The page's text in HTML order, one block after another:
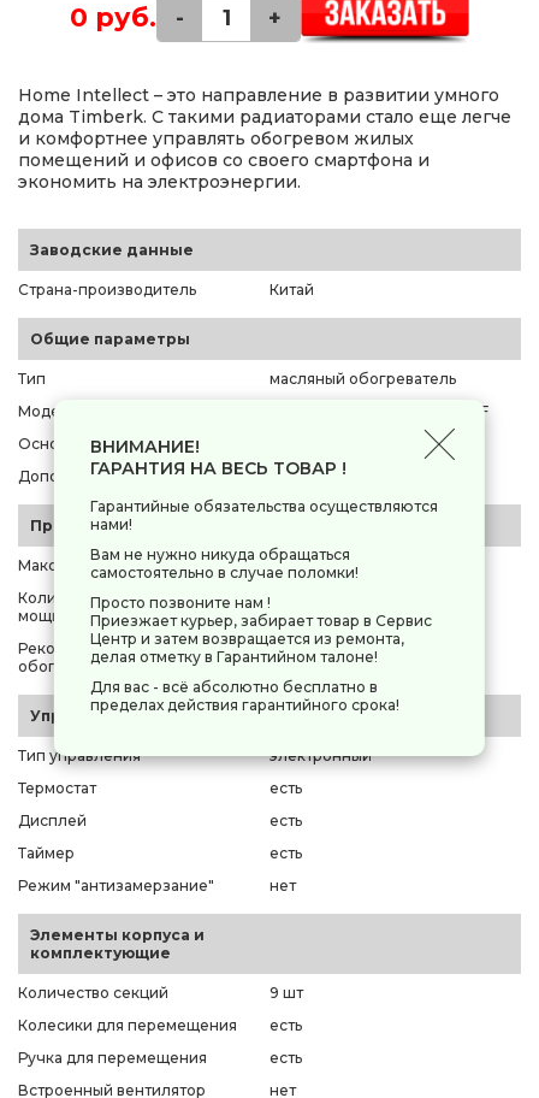
0 руб. - +
Home Intellect – это направление в развитии умного
дома Timberk. С такими радиаторами стало еще легче
и комфортнее управлять обогревом жилых
помещений и офисов со своего смартфона и
экономить на электроэнергии.
Заводские данные
Страна-производитель Китай
Общие параметры
Тип
масляный обогреватель
Модель
Timberk T-OR2009-F10E-WF
Основной цвет
Дополнительный цвет
нет
Производительность
Максимальная мощность
2000 Вт
Количество уровней
мощности
Рекомендуемая площадь
обогрева
25 м²
Управление
Тип управления
электронный
Термостат
есть
Дисплей
есть
Таймер
есть
Режим "антизамерзание"
нет
Элементы корпуса и
комплектующие
Количество секций
9 шт
Колесики для перемещения
есть
Ручка для перемещения
есть
Встроенный вентилятор
нет
ВНИМАНИЕ!
ГАРАНТИЯ НА ВЕСЬ ТОВАР !
Гарантийные обязательства осуществляются
нами!
Вам не нужно никуда обращаться
самостоятельно в случае поломки!
Просто позвоните нам !
Приезжает курьер, забирает товар в Сервис
Центр и затем возвращается из ремонта,
делая отметку в Гарантийном талоне!
Для вас - всё абсолютно бесплатно в
пределах действия гарантийного срока!